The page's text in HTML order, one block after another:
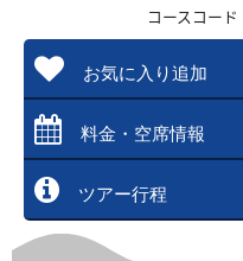
コースコー
お気に入り追加
料金・空席情報
ツアー行程